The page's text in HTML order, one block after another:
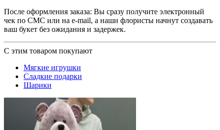
После оформления заказа: Вы сразу получите электронный
чек по СМС или на e-mail, а наши флористы начнут создавать
ваш букет без ожидания и задержек.
С этим товаром покупают
Мягкие игрушки
Сладкие подарки
Шарики